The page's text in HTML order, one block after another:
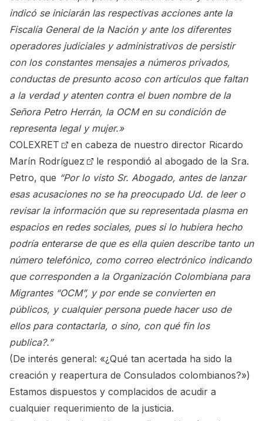
indicó se iniciarán las respectivas acciones ante la
Fiscalía General de la Nación y ante los diferentes
operadores judiciales y administrativos de persistir
con los constantes mensajes a números privados,
conductas de presunto acoso con artículos que faltan
a la verdad y atenten contra el buen nombre de la
Señora Petro Herrán, la OCM en su condición de
representa legal y mujer.»
COLEXRET
en cabeza de nuestro director Ricardo
Marín Rodríguez
le respondió al abogado de la Sra.
Petro, que “Por lo visto Sr. Abogado, antes de lanzar
esas acusaciones no se ha preocupado Ud. de leer o
revisar la información que su representada plasma en
espacios en redes sociales, pues si lo hubiera hecho
podría enterarse de que es ella quien describe tanto un
número telefónico, como correo electrónico indicando
que corresponden a la Organización Colombiana para
Migrantes “OCM”, y por ende se convierten en
públicos, y cualquier persona puede hacer uso de
ellos para contactarla, o sino, con qué fin los
publica?.”
(De interés general: «¿Qué tan acertada ha sido la
creación y reapertura de Consulados colombianos?»)
Estamos dispuestos y complacidos de acudir a
cualquier requerimiento de la justicia.